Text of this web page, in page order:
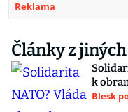
Reklama
Články z
k
Blesk